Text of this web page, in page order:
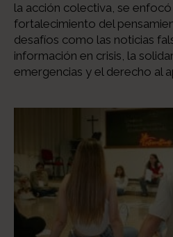
la acción colectiva, se
fortalecimiento del
desafíos como las noticias
información en crisis, la
emergencias y el derecho al